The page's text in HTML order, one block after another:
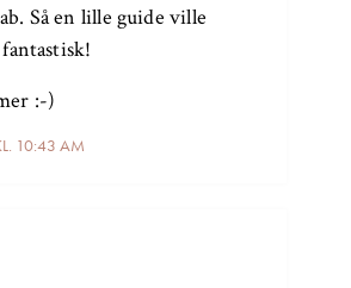
10:43 AM
Så en lille guide ville
:-)